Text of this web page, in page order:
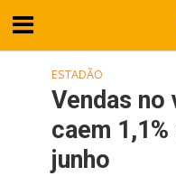
ESTADÃO
Vendas no
caem
junho